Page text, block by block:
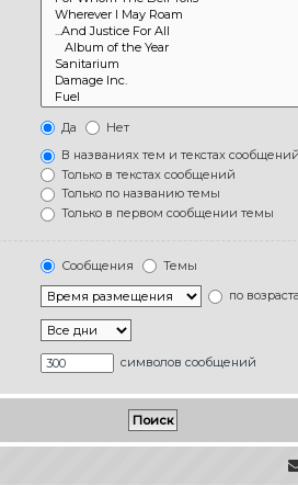
Да
Нет
В названиях тем и текстах сообщений
Только в текстах сообщений
Только по названию темы
Только в первом сообщении темы
Сообщения
Темы
по
символов сообщений